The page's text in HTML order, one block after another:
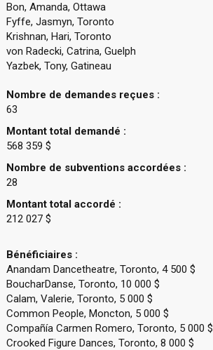
Bon, Amanda, Ottawa
Fyffe, Jasmyn, Toronto
Krishnan, Hari, Toronto
von Radecki, Catrina, Guelph
Yazbek, Tony, Gatineau
Nombre de demandes reçues :
63
Montant total demandé :
568 359 $
Nombre de subventions accordées :
28
Montant total accordé :
212 027 $
Bénéficiaires :
Anandam Dancetheatre, Toronto, 4 500 $
BoucharDanse, Toronto, 10 000 $
Calam, Valerie, Toronto, 5 000 $
Common People, Moncton, 5 000 $
Compañía Carmen Romero, Toronto, 5 000 $
Crooked Figure Dances, Toronto, 8 000 $